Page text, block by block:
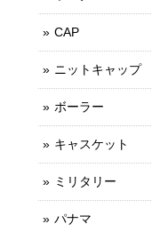
CAP
ニットキャップ
ボーラー
キャスケット
ミリタリー
パナマ